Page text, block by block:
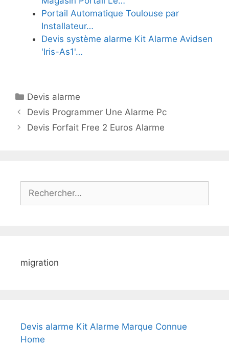
Portail Automatique Toulouse par
Installateur…
Devis système alarme Kit Alarme Avidsen
'Iris-As1'…
Catégories
Devis alarme
Devis Programmer Une Alarme Pc
Devis Forfait Free 2 Euros Alarme
migration
Devis alarme Kit Alarme Marque Connue
Home